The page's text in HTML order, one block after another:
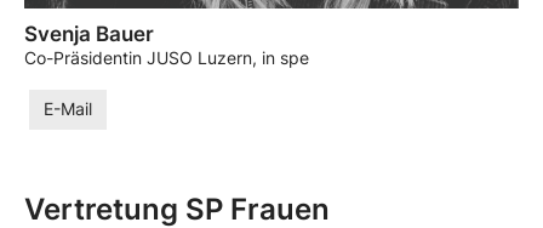
Svenja Bauer
Co-Präsidentin JUSO Luzern, in spe
E-Mail
Vertretung SP Frauen